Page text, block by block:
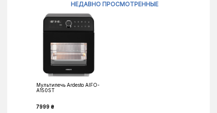
НЕДАВНО ПРОСМОТРЕННЫЕ
Мультипечь Ardesto AIFO-
A150ST
7999 ₴